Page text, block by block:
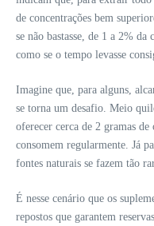
de concentrações bem
se não bastasse, de 1 a 2% da
como se o tempo levasse
Imagine que, para alguns,
se torna um desafio. Meio
oferecer cerca de 2 gramas
consomem regularmente. Já
fontes naturais se fazem tão
É nesse cenário que os
repostos que garantem